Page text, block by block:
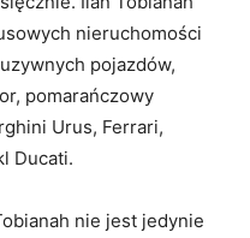
nieruchomości
pojazdów,
pomarańczowy
Urus, Ferrari,
Ducati.
nie jest jedynie